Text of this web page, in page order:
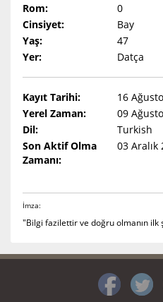
Rom:
0
Cinsiyet:
Bay
Yaş:
47
Yer:
Datça
Kayıt Tarihi:
16
Yerel Zaman:
09
Dil:
Turkish
Son Aktif Olma
Zamanı:
03 Aralık
İmza:
"Bilgi fazilettir ve doğru olmanın ilk